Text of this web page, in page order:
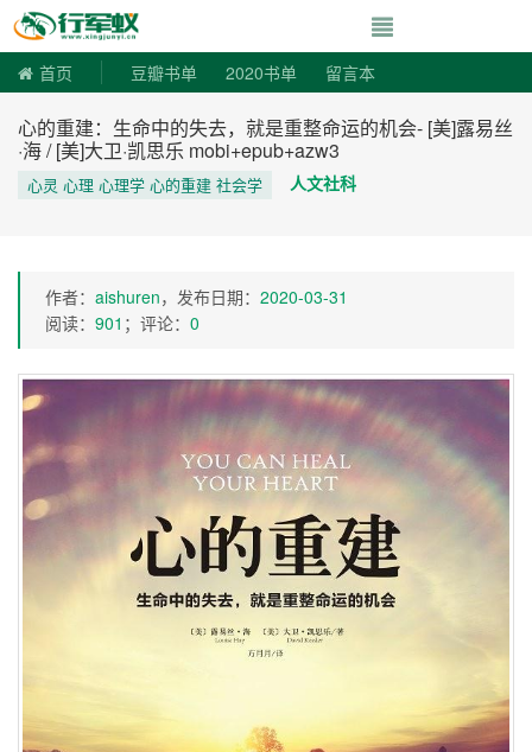
寻书令|走向自
首页 豆瓣书单 2020书单 留言本
心的重建：生命中的失去，就是重整命运的机会- [美]露易丝
·海 / [美]大卫·凯思乐 mobi+epub+azw3
心灵 心理 心理学 心的重建 社会学 人文社科
作者： aishuren，发布日期： 2020-03-31
阅读： 901 ；评论： 0